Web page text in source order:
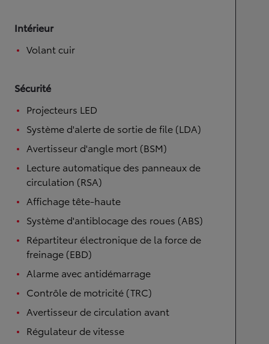
Intérieur
Volant cuir
Sécurité
Projecteurs LED
Système d'alerte de sortie de file (LDA)
Avertisseur d'angle mort (BSM)
Lecture automatique des panneaux de
circulation (RSA)
Affichage tête-haute
Système d'antiblocage des roues (ABS)
Répartiteur électronique de la force de
freinage (EBD)
Alarme avec antidémarrage
Contrôle de motricité (TRC)
Avertisseur de circulation avant
Régulateur de vitesse